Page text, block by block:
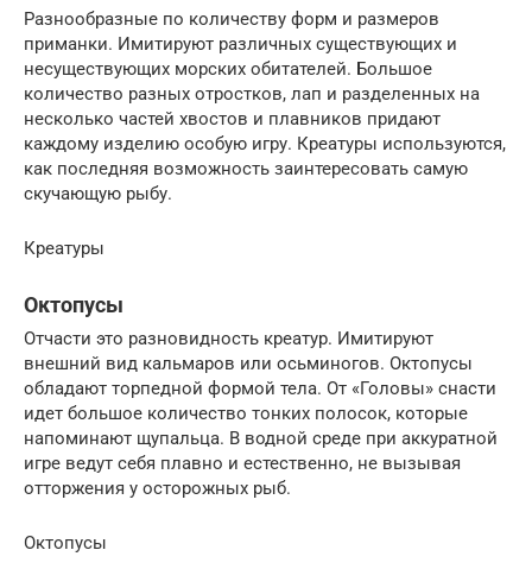
Разнообразные по количеству форм и размеров
приманки. Имитируют различных существующих и
несуществующих морских обитателей. Большое
количество разных отростков, лап и разделенных на
несколько частей хвостов и плавников придают
каждому изделию особую игру. Креатуры используются,
как последняя возможность заинтересовать самую
скучающую рыбу.
Креатуры
Октопусы
Отчасти это разновидность креатур. Имитируют
внешний вид кальмаров или осьминогов. Октопусы
обладают торпедной формой тела. От «Головы» снасти
идет большое количество тонких полосок, которые
напоминают щупальца. В водной среде при аккуратной
игре ведут себя плавно и естественно, не вызывая
отторжения у осторожных рыб.
Октопусы